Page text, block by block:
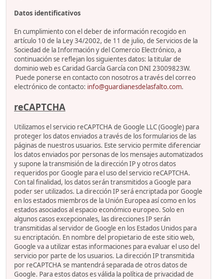
Datos identificativos
En cumplimiento con el deber de información recogido en
artículo 10 de la Ley 34/2002, de 11 de julio, de Servicios de la
Sociedad de la Información y del Comercio Electrónico, a
continuación se reflejan los siguientes datos: la titular de
dominio web es Caridad García García con DNI 23009823W.
Puede ponerse en contacto con nosotros a través del correo
electrónico de contacto: info@guardianesdelasfalto.com.
reCAPTCHA
Utilizamos el servicio reCAPTCHA de Google LLC (Google) para
proteger los datos enviados a través de los formularios de las
páginas de nuestros usuarios. Este servicio permite diferenciar
los datos enviados por personas de los mensajes automatizados
y supone la transmisión de la dirección IP y otros datos
requeridos por Google para el uso del servicio reCAPTCHA.
Con tal finalidad, los datos serán transmitidos a Google para
poder ser utilizados. La dirección IP será encriptada por Google
en los estados miembros de la Unión Europea así como en los
estados asociados al espacio económico europeo. Solo en
algunos casos excepcionales, las direcciones IP serán
transmitidas al servidor de Google en los Estados Unidos para
su encriptación. En nombre del propietario de este sitio web,
Google va a utilizar estas informaciones para evaluar el uso del
servicio por parte de los usuarios. La dirección IP transmitida
por reCAPTCHA se mantendrá separada de otros datos de
Google. Para estos datos es válida la política de privacidad de